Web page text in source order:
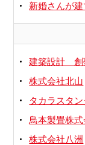
新婚さんが
建築設計 創
株式会社北山
タカラスタ
鳥本製畳株式
株式会社八洲